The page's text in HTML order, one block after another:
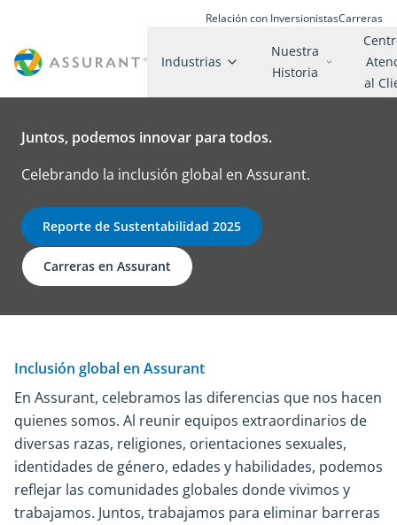
Relación con InversionistasCarreras
Industrias
Nuestra
Historia
al
Juntos, podemos innovar para todos.
Celebrando la inclusión global en Assurant.
Reporte de Sustentabilidad 2025
Carreras en Assurant
Inclusión global en Assurant
En Assurant, celebramos las diferencias que nos hacen
quienes somos. Al reunir equipos extraordinarios de
diversas razas, religiones, orientaciones sexuales,
identidades de género, edades y habilidades, podemos
reflejar las comunidades globales donde vivimos y
trabajamos. Juntos, trabajamos para eliminar barreras